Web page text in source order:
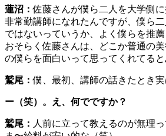
蓮沼：佐藤さんが僕ら二人を大学側
非常勤講師になれたんですが、僕ら
ではないっていうか、よく僕らを推薦
おそらく佐藤さんは、どこか普通の
の僕らを面白いって思ってくれてると
鷲尾：僕、最初、講師の話きたとき実
ー（笑）。え、何でですか？
鷲尾： 人前に立って教えるのが無理